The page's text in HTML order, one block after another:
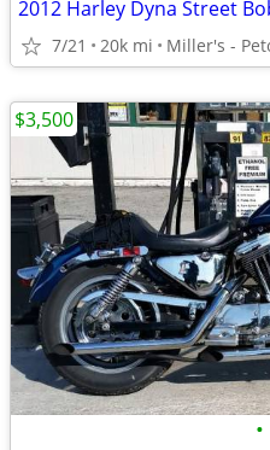
7/21 20k mi Miller's -
•
$3,500